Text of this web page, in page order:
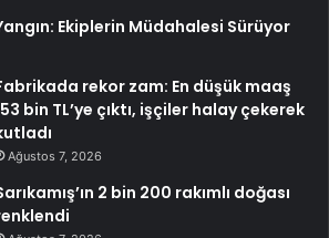
Ekiplerin Müdahalesi Sürüyor
rekor zam: En düşük maaş
bin TL’ye çıktı, işçiler halay çekerek
Ağustos 7, 2026
2 bin 200 rakımlı doğası